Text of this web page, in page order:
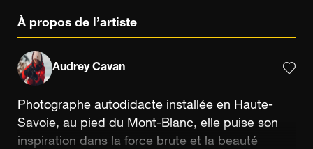
À propos de l’artiste
Audrey Cavan
Photographe autodidacte installée en Haute-
Savoie, au pied du Mont-Blanc, elle puise son
inspiration dans la force brute et la beauté